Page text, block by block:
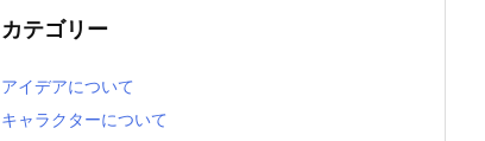
カテゴリー
アイデアについて
キャラクターについて